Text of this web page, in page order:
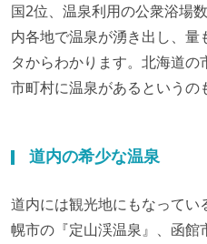
国2位、温泉利用の公衆浴場
内各地で温泉が湧き出し、
タからわかります。北海道
市町村に温泉があるというの
道内の希少な温泉
道内には観光地にもなって
幌市の『定山渓温泉』、函